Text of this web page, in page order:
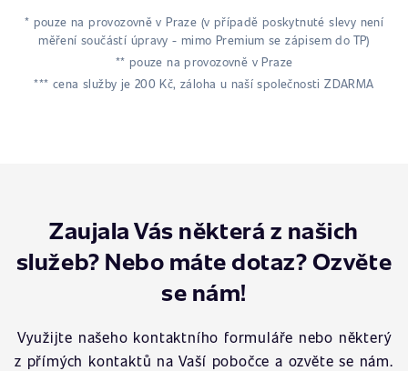
* pouze na provozovně v Praze (v případě poskytnuté slevy není
měření součástí úpravy - mimo Premium se zápisem do TP)
** pouze na provozovně v Praze
*** cena služby je 200 Kč, záloha u naší společnosti ZDARMA
Zaujala Vás některá z našich
služeb? Nebo máte dotaz? Ozvěte
se nám!
Využijte našeho kontaktního formuláře nebo některý
z přímých kontaktů na Vaší pobočce a ozvěte se nám.